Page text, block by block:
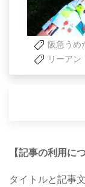
阪急うめ
リーアン
【記事の利用に
タイトルと記事